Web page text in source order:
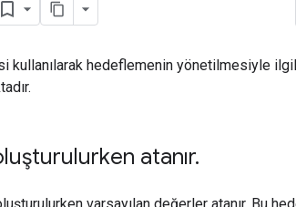
kullanılarak hedeflemenin yönetilmesiyle
atanır.